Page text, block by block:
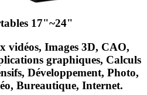
17"~24"
vidéos, Images 3D, CAO,
graphiques, Calculs
Développement, Photo,
Bureautique, Internet.